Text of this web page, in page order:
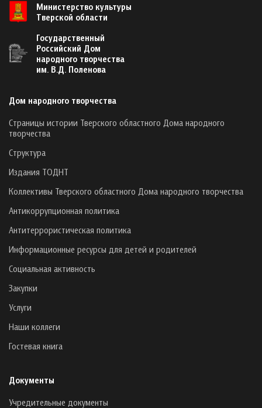
Министерство культуры
Тверской области
Государственный
Российский Дом
народного творчества
им. В.Д. Поленова
Дом народного творчества
Страницы истории Тверского областного Дома народного
творчества
Структура
Издания ТОДНТ
Коллективы Тверского областного Дома народного творчества
Антикоррупционная политика
Антитеррористическая политика
Информационные ресурсы для детей и родителей
Социальная активность
Закупки
Услуги
Наши коллеги
Гостевая книга
Документы
Учредительные документы